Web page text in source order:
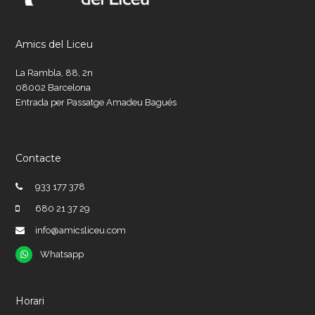
Amics del Liceu
La Rambla, 88, 2n
08002 Barcelona
Entrada per Passatge Amadeu Bagués
Contacte
933 177 378
680 21 37 29
info@amicsliceu.com
Whatsapp
Whatsapp
Horari